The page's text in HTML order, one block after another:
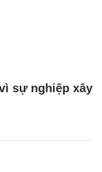
sự nghiệp xây